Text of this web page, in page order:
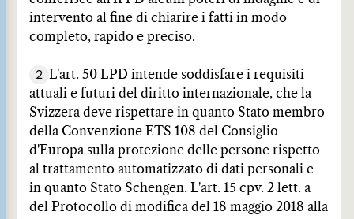
intervento al fine di chiarire i fatti in modo
completo, rapido e preciso.
2
L'art. 50 LPD intende soddisfare i requisiti
attuali e futuri del diritto internazionale, che la
Svizzera deve rispettare in quanto Stato membro
della Convenzione ETS 108 del Consiglio
d'Europa sulla protezione delle persone rispetto
al trattamento automatizzato di dati personali e
in quanto Stato Schengen. L'art. 15 cpv. 2 lett. a
del Protocollo di modifica del 18 maggio 2018 alla